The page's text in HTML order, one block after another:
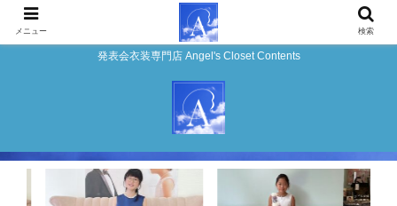
発表会衣装専門店 Angel's Closet Contents
メニュー 検索